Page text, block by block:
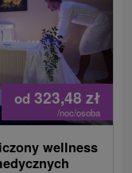
od 323,48 zł
/noc/osoba
wellness